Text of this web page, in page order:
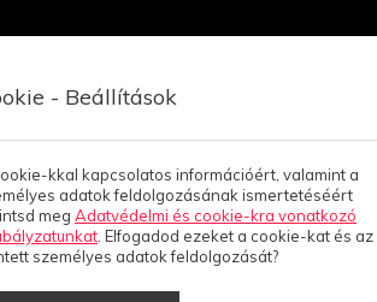
- Beállítások
kkal kapcsolatos információért, valamint a
adatok feldolgozásának ismertetéséért
meg Adatvédelmi és cookie-kra vonatkozó
. Elfogadod ezeket a cookie-kat és az
személyes adatok feldolgozását?